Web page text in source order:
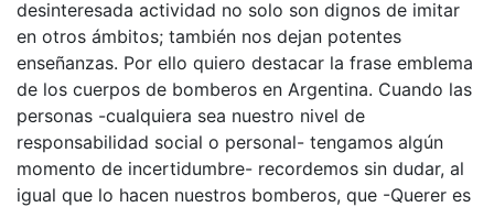
desinteresada actividad no solo son dignos de imitar
en otros ámbitos; también nos dejan potentes
enseñanzas. Por ello quiero destacar la frase emblema
de los cuerpos de bomberos en Argentina. Cuando las
personas -cualquiera sea nuestro nivel de
responsabilidad social o personal- tengamos algún
momento de incertidumbre- recordemos sin dudar, al
igual que lo hacen nuestros bomberos, que -Querer es